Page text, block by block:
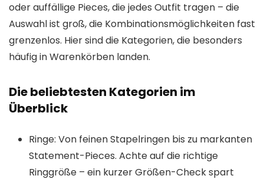
oder auffällige Pieces, die jedes Outfit tragen – die
Auswahl ist groß, die Kombinationsmöglichkeiten fast
grenzenlos. Hier sind die Kategorien, die besonders
häufig in Warenkörben landen.
Die beliebtesten Kategorien im
Überblick
Ringe: Von feinen Stapelringen bis zu markanten
Statement-Pieces. Achte auf die richtige
Ringgröße – ein kurzer Größen-Check spart